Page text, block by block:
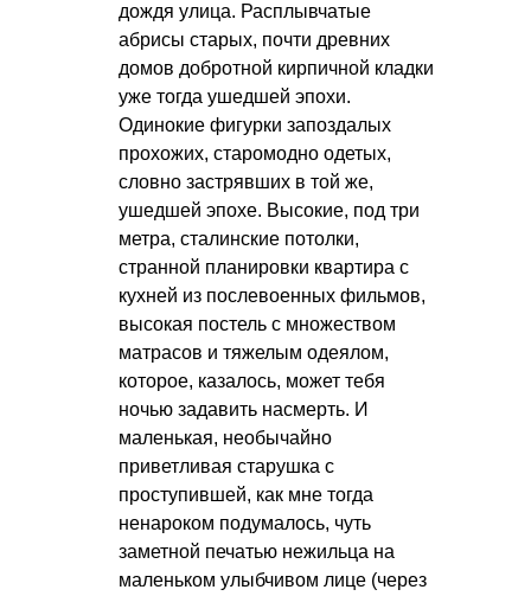
дождя улица. Расплывчатые
абрисы старых, почти древних
домов добротной кирпичной кладки
уже тогда ушедшей эпохи.
Одинокие фигурки запоздалых
прохожих, старомодно одетых,
словно застрявших в той же,
ушедшей эпохе. Высокие, под три
метра, сталинские потолки,
странной планировки квартира с
кухней из послевоенных фильмов,
высокая постель с множеством
матрасов и тяжелым одеялом,
которое, казалось, может тебя
ночью задавить насмерть. И
маленькая, необычайно
приветливая старушка с
проступившей, как мне тогда
ненароком подумалось, чуть
заметной печатью нежильца на
маленьком улыбчивом лице (через